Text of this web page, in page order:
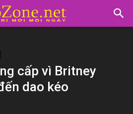
cấp vì Britney
dao kéo